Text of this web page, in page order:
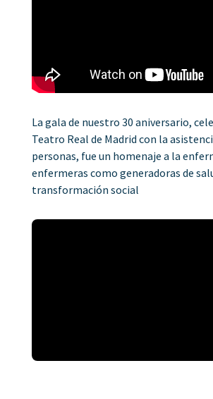
La gala de nuestro 30 aniversario,
Teatro Real de Madrid con la
personas, fue un homenaje a la
enfermeras como generadoras de
transformación social